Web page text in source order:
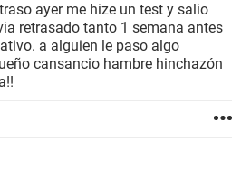
ayer me hize un test y salio
retrasado tanto 1 semana antes
a alguien le paso algo
cansancio hambre hinchazón